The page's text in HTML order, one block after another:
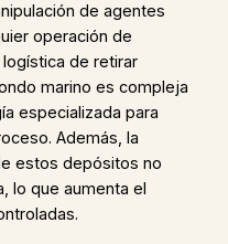
de agentes
operación de
de retirar
marino es compleja
especializada para
Además, la
estos depósitos no
lo que aumenta el